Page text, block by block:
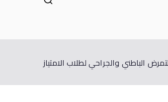
الباطني والجراحي لطلاب الامتياز